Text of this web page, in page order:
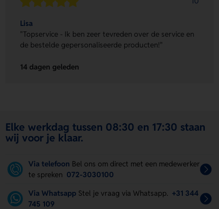
Lisa
"Topservice - Ik ben zeer tevreden over de service en
de bestelde gepersonaliseerde producten!"
14 dagen geleden
Elke werkdag tussen 08:30 en 17:30 staan
wij voor je klaar.
Via telefoon Bel ons om direct met een medewerker
te spreken 072-3030100
Via Whatsapp Stel je vraag via Whatsapp. +31 344
745 109